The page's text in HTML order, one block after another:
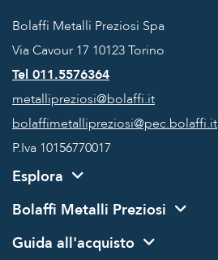
Bolaffi Metalli Preziosi Spa
Via Cavour 17 10123 Torino
Tel 011.5576364
metallipreziosi@bolaffi.it
bolaffimetallipreziosi@pec.bolaffi.it
P.Iva 10156770017
Esplora
Bolaffi Metalli Preziosi
Guida all'acquisto